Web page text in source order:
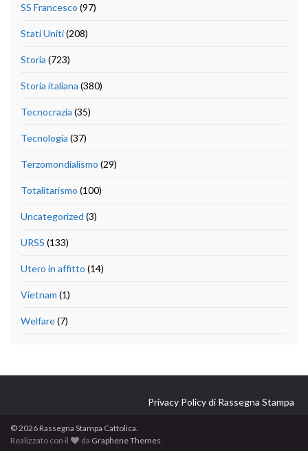
SS Francesco (97)
Stati Uniti(208)
Storia (723)
Storia italiana (380)
Tecnocrazia (35)
Tecnologia (37)
Terzomondialismo (29)
Totalitarismo (100)
Uncategorized (3)
URSS (133)
Utero in affitto (14)
Vietnam (1)
Welfare(7)
Privacy Policy di Rassegna Stampa
© 2026 Rassegna Stampa Cattolica.
Realizzato con il
da Graphene Themes